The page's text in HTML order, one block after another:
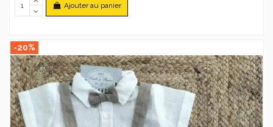
Ajouter au panier
-20%